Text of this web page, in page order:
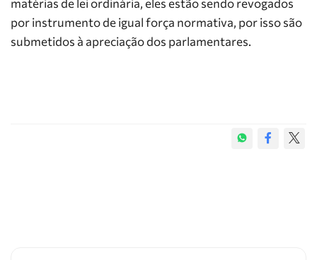
matérias de lei ordinária, eles estão sendo revogados
por instrumento de igual força normativa, por isso são
submetidos à apreciação dos parlamentares.